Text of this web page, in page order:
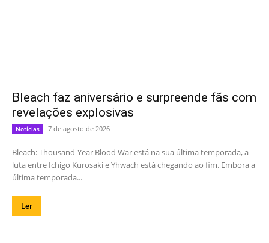
Bleach faz aniversário e surpreende fãs com
revelações explosivas
Notícias 7 de agosto de 2026
Bleach: Thousand-Year Blood War está na sua última temporada, a
luta entre Ichigo Kurosaki e Yhwach está chegando ao fim. Embora a
última temporada...
Ler